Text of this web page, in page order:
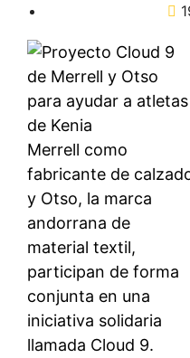
Merrell como
fabricante de
y Otso, la marca
andorrana de
material textil,
participan de forma
conjunta en una
iniciativa solidaria
llamada Cloud 9.